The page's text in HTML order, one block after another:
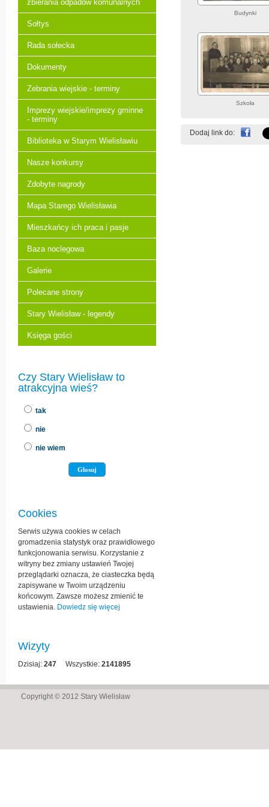
zbierania odpadów komunalnych
Sołtys
Rada sołecka
Dokumenty
Zebrania wiejskie - terminy
Imprezy wiejskie/imprezy gminne
- terminy
Biblioteka w Starym Wielisławiu
Nasze konkursy
Zdobyte nagrody
Mapa Starego Wielisławia
Mieszkańcy ich praca i pasje
Baza noclegowa
Galerie
Polecane strony
Stary Wielisław - legendy
Księga gości
Czy Stary Wielisław to
atrakcyjna wieś?
tak
nie
nie wiem
Cookies
Serwis używa cookies w celach
gromadzenia statystyk oraz prawidłowego
funkcjonowania serwisu. Korzystanie z
witryny bez zmiany ustawień Twojej
przeglądarki oznacza, że ciasteczka będą
zapisywane w Twoim urządzeniu
końcowym. Zawsze możesz zmienić te
ustawienia. Dowiedz się więcej
Wizyty
Dzisiaj: 247 Wszystkie: 2141895
Budynki
Szkoła
Dodaj link do:
Copyright © 2012 Stary Wielisław